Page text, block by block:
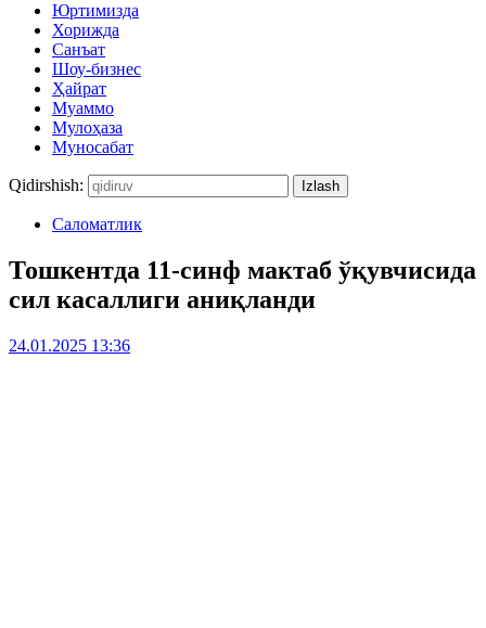
Юртимизда
Хорижда
Санъат
Шоу-бизнес
Ҳайрат
Муаммо
Мулоҳаза
Муносабат
Qidirshish:
Саломатлик
Тошкентда 11-синф мактаб ўқувчисида
сил касаллиги аниқланди
24.01.2025 13:36